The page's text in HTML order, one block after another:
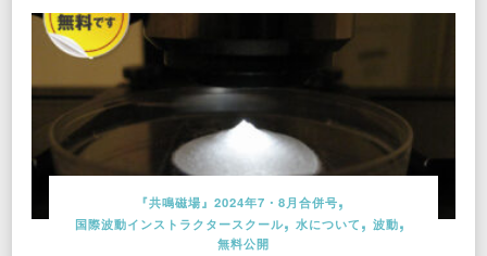
『共鳴磁場』2024年7・8月合併号
国際波動インストラクタースクール
水について
波動
無料公開